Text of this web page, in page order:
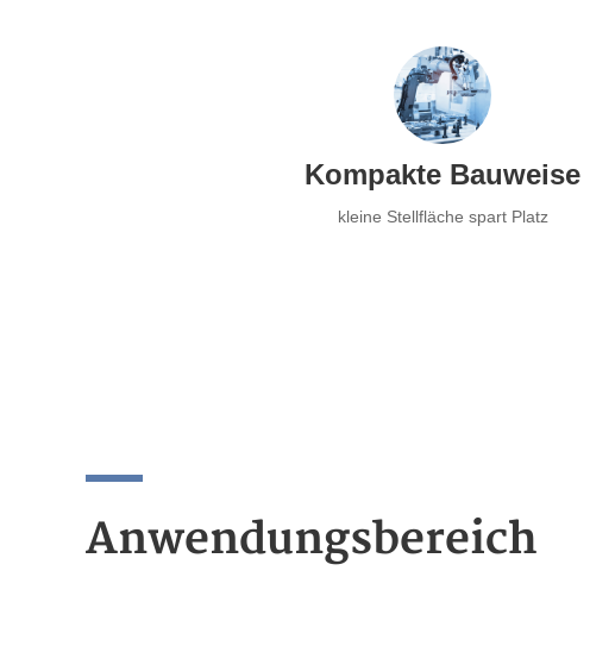
Kompakte Bauweise
kleine Stellfläche spart Platz
Anwendungsbereich